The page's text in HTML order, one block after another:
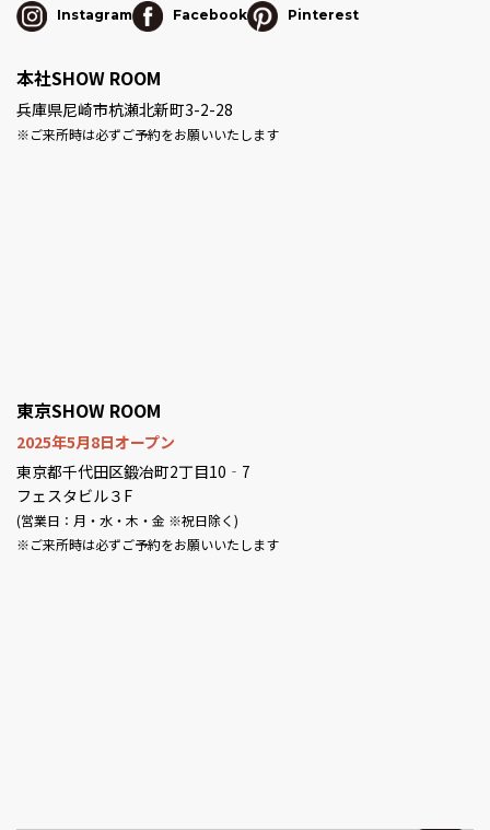
Instagram Facebook Pinterest
本社SHOW ROOM
兵庫県尼崎市杭瀬北新町3-2-28
※ご来所時は必ずご予約をお願いいたします
東京SHOW ROOM
2025年5月8日オープン
東京都千代田区鍛冶町2丁目10‐7
フェスタビル３F
(営業日：月・水・木・金 ※祝日除く)
※ご来所時は必ずご予約をお願いいたします